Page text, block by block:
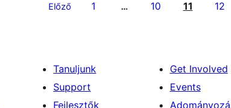
Előző 1 … 10 11 12
Tanuljunk
Support
Fejlesztők
Get Involved
Events